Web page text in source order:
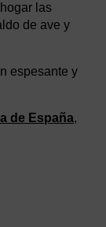
las
de ave y
espesante y
de España,